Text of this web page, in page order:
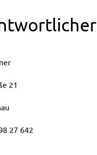
21
27 642